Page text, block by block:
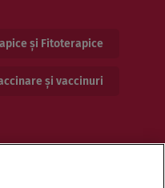
și Fitoterapice
și vaccinuri